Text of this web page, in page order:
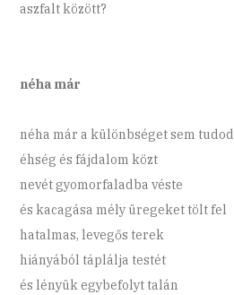
aszfalt között?
néha már
néha már a különbséget sem tudod
éhség és fájdalom közt
nevét gyomorfaladba véste
és kacagása mély üregeket tölt fel
hatalmas, levegős terek
hiányából táplálja testét
és lényük egybefolyt talán